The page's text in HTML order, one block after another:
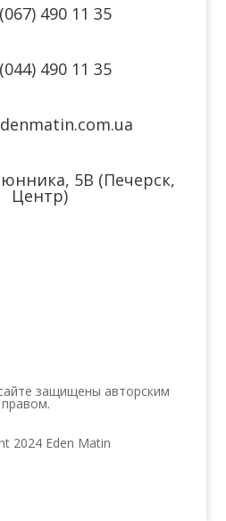
490 11 35
490 11 35
5В (Печерск,
Центр)
защищены авторским
правом.
2024 Eden Matin